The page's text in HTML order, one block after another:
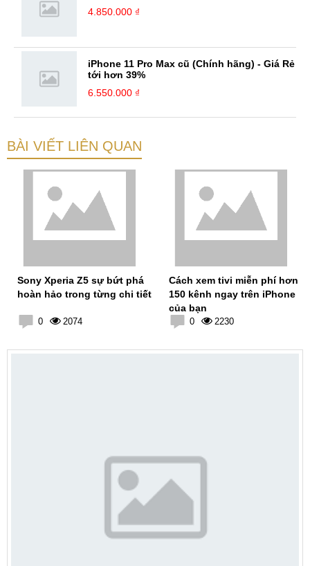
4.850.000 ₫
iPhone 11 Pro Max cũ (Chính hãng) - Giá Rẻ
tới hơn 39%
6.550.000 ₫
BÀI VIẾT LIÊN QUAN
Sony Xperia Z5 sự bứt phá
hoàn hảo trong từng chi tiết
0 2074
Cách xem tivi miễn phí hơn
150 kênh ngay trên iPhone
của bạn
0 2230